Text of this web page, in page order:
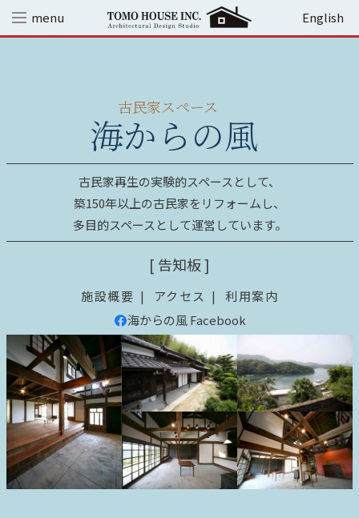
content
menu English
古民家スペース
海からの風
古民家再生の実験的スペースとして、
築150年以上の古民家をリフォームし、
多目的スペースとして運営しています。
[ 告知板 ]
施設概要 アクセス
利用案内
海からの風 Facebook